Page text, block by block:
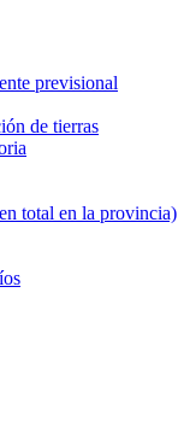
previsional
de tierras
total en la provincia)